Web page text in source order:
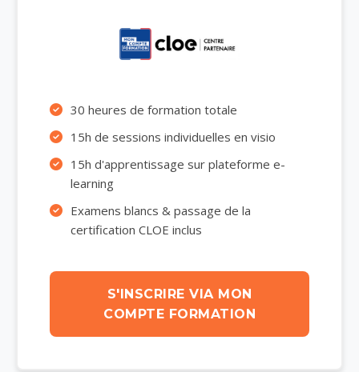
30 heures de formation totale
15h de sessions individuelles en visio
15h d'apprentissage sur plateforme e-
learning
Examens blancs & passage de la
certification CLOE inclus
S'INSCRIRE VIA MON
COMPTE FORMATION